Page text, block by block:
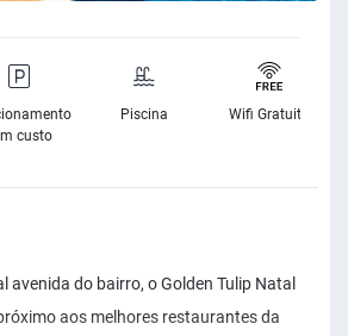
custo
Piscina Wifi Gratuito
avenida do bairro, o Golden Tulip Natal
aos melhores restaurantes da